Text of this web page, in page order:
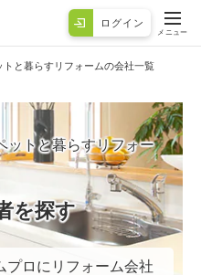
ログイン
メニュー
トと暮らすリフォームの会社一覧
ットと暮らすリフォー
を探す
プロにリフォーム会社